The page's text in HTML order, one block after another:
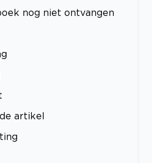
nog niet ontvangen
artikel